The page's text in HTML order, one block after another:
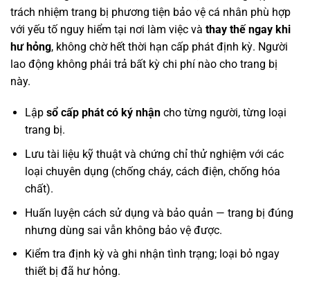
trách nhiệm trang bị phương tiện bảo vệ cá nhân phù hợp
với yếu tố nguy hiểm tại nơi làm việc và thay thế ngay khi
hư hỏng, không chờ hết thời hạn cấp phát định kỳ. Người
lao động không phải trả bất kỳ chi phí nào cho trang bị
này.
Lập sổ cấp phát có ký nhậncho từng người, từng loại
trang bị.
Lưu tài liệu kỹ thuật và chứng chỉ thử nghiệm với các
loại chuyên dụng (chống cháy, cách điện, chống hóa
chất).
Huấn luyện cách sử dụng và bảo quản — trang bị đúng
nhưng dùng sai vẫn không bảo vệ được.
Kiểm tra định kỳ và ghi nhận tình trạng; loại bỏ ngay
thiết bị đã hư hỏng.